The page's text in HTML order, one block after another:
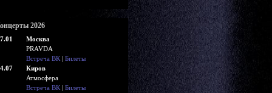
2026
Москва
PRAVDA
Встреча ВК | Билеты
Киров
Атмосфера
Встреча ВК | Билеты